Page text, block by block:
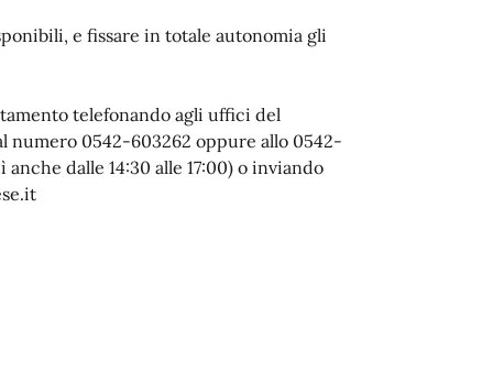
e fissare in totale autonomia gli
telefonando agli uffici del
numero 0542-603262 oppure allo 0542-
dalle 14:30 alle 17:00) o inviando